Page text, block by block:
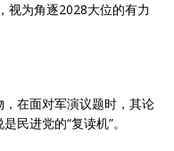
视为角逐2028大位的有力
在面对军演议题时，其论
民进党的“复读机”。